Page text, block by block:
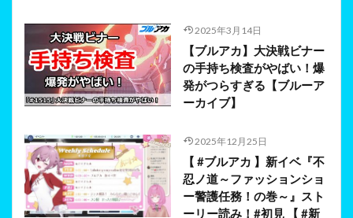
2025年3月14日
【ブルアカ】大決戦ビナー
の手持ち検査がやばい！爆
発がつらすぎる【ブルーア
ーカイブ】
2025年12月25日
【 #ブルアカ 】新イベ『不
忍ノ道～ファッションショ
ー警護任務！の巻～』スト
ーリー読み！#初見 【 #新